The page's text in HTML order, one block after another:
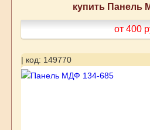
купить Панель
от 400
| код: 149770